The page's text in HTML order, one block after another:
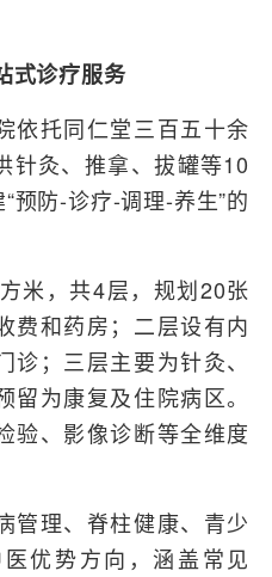
式诊疗服务
依托同仁堂三百五十余
针灸、推拿、拔罐等10
预防-诊疗-调理-养生”的
米，共4层，规划20张
费和药房；二层设有内
；三层主要为针灸、
为康复及住院病区。
验、影像诊断等全维度
管理、脊柱健康、青少
优势方向，涵盖常见